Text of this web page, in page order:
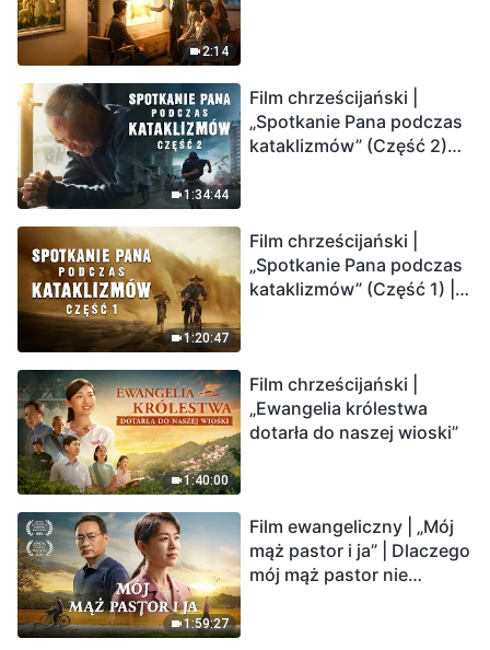
2:14
1:34:44
Film chrześcijański |
„Spotkanie Pana podczas
kataklizmów” (Część 2)
Ludzkość weszła w
odliczanie. Czy znalazłeś
już drogę ocalenia?
1:20:47
Film chrześcijański |
„Spotkanie Pana podczas
kataklizmów” (Część 1) |
1:40:00
Film chrześcijański |
„Ewangelia królestwa
dotarła do naszej wioski”
1:59:27
Film ewangeliczny | „Mój
mąż pastor i ja” | Dlaczego
mój mąż pastor nie